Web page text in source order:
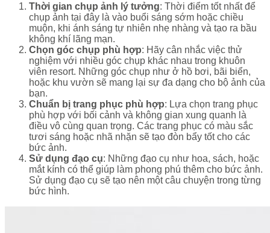
Thời gian chụp ảnh lý tưởng: Thời điểm tốt nhất để
chụp ảnh tại đây là vào buổi sáng sớm hoặc chiều
muộn, khi ánh sáng tự nhiên nhẹ nhàng và tạo ra bầu
không khí lãng mạn.
Chọn góc chụp phù hợp: Hãy cân nhắc việc thử
nghiệm với nhiều góc chụp khác nhau trong khuôn
viên resort. Những góc chụp như ở hồ bơi, bãi biển,
hoặc khu vườn sẽ mang lại sự đa dạng cho bộ ảnh của
bạn.
Chuẩn bị trang phục phù hợp: Lựa chọn trang phục
phù hợp với bối cảnh và không gian xung quanh là
điều vô cùng quan trọng. Các trang phục có màu sắc
tươi sáng hoặc nhã nhặn sẽ tạo đòn bẩy tốt cho các
bức ảnh.
Sử dụng đạo cụ: Những đạo cụ như hoa, sách, hoặc
mắt kính có thể giúp làm phong phú thêm cho bức ảnh.
Sử dụng đạo cụ sẽ tạo nên một câu chuyện trong từng
bức hình.